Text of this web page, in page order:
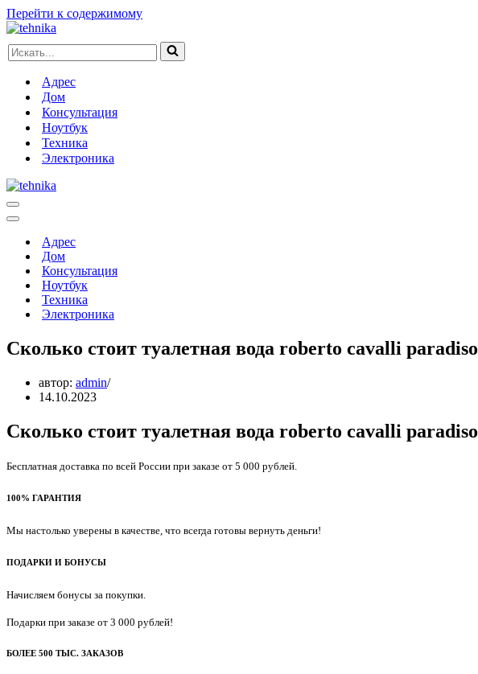
Перейти к содержимому
Искать...
Адрес
Дом
Консультация
Ноутбук
Техника
Электроника
Меню
навигации
Меню
навигацииАдрес
Дом
Консультация
Ноутбук
Техника
Электроника
Сколько стоит туалетная вода roberto cavalli paradiso
автор: admin
14.10.2023
Сколько стоит туалетная вода roberto cavalli paradiso
Бесплатная доставка по всей России при заказе от 5 000 рублей.
100% ГАРАНТИЯ
Мы настолько уверены в качестве, что всегда готовы вернуть деньги!
ПОДАРКИ И БОНУСЫ
Начисляем бонусы за покупки.
Подарки при заказе от 3 000 рублей!
БОЛЕЕ 500 ТЫС. ЗАКАЗОВ